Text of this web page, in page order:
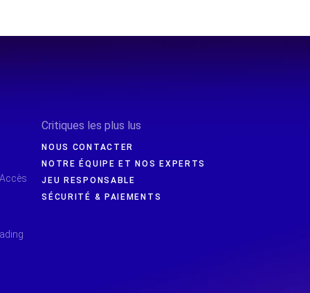
Critiques les plus lus
NOUS CONTACTER
NOTRE ÉQUIPE ET NOS EXPERTS
JEU RESPONSABLE
SÉCURITÉ & PAIEMENTS